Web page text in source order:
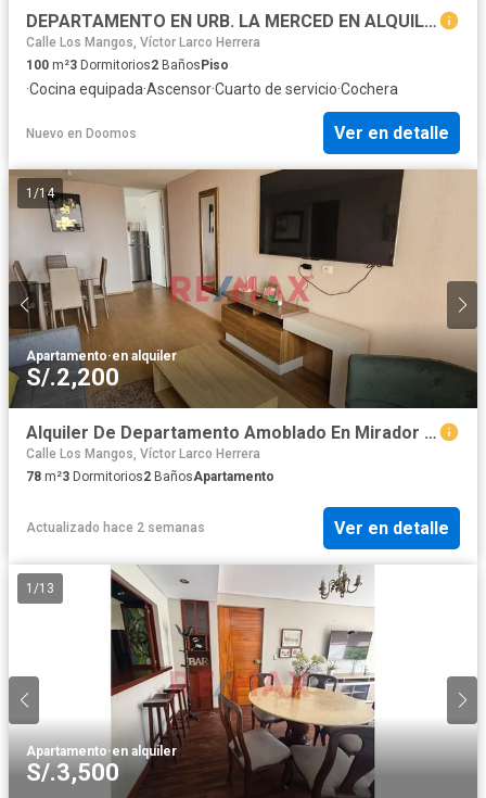
DEPARTAMENTO EN URB. LA MERCED EN ALQUILER FRENTE A PARQUE
Calle Los Mangos, Víctor Larco Herrera
100 m²3 Dormitorios2 BañosPiso
·Cocina equipada·Ascensor·Cuarto de servicio·Cochera
Nuevo en Doomos Ver en detalle
1 /14
Apartamento·en alquiler
S/.2,200
Alquiler De Departamento Amoblado En Mirador Del Golf
Calle Los Mangos, Víctor Larco Herrera
78 m²3 Dormitorios2 BañosApartamento
Actualizado hace 2 semanas Ver en detalle
1 /13
Apartamento·en alquiler
S/.3,500